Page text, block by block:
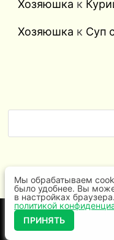
Хозяюшка к
Хозяюшка к Суп
Авторские права ©
WordPressиBam
Мы обрабатываем
было удобнее. Вы
в настройках
политикой
ПРИНЯТЬ